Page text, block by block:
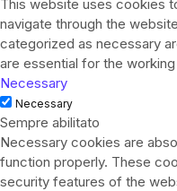
This website uses cookies
navigate through the
categorized as necessary
are essential for the
Necessary
Necessary
Sempre abilitato
Necessary cookies are
function properly. These
security features of the